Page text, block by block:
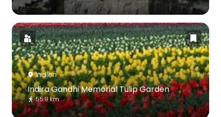
Indien
Indira Gandhi Memorial Tulip Garden
55.8 km